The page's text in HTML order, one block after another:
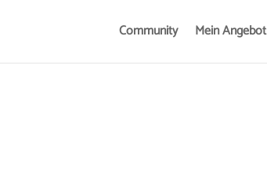
Community Mein Angebot